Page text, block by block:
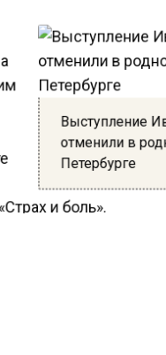
Выступление
отменили в
Петербурге
и боль».